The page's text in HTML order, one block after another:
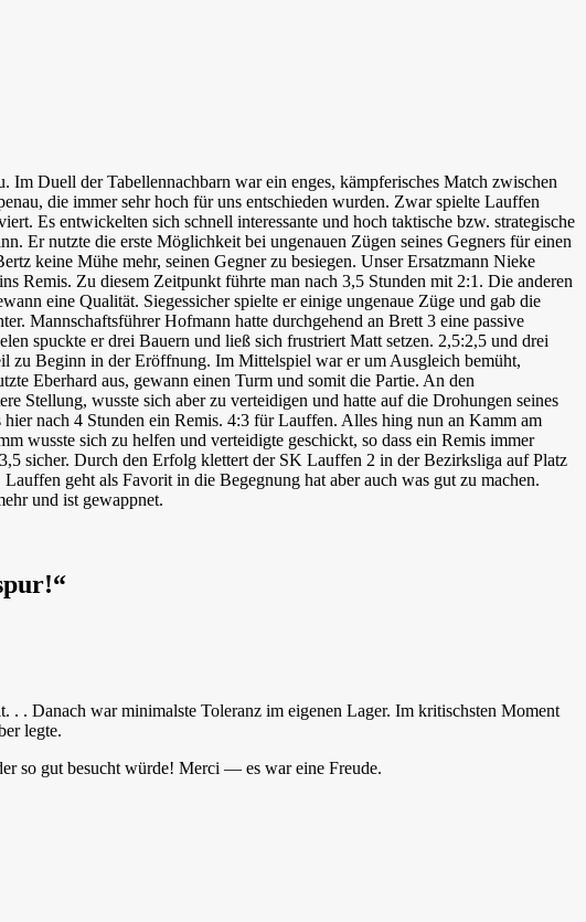
Duell der Tabellennachbarn war ein enges, kämpferisches Match zwischen
die immer sehr hoch für uns entschieden wurden. Zwar spielte Lauffen
Es entwickelten sich schnell interessante und hoch taktische bzw. strategische
Er nutzte die erste Möglichkeit bei ungenauen Zügen seines Gegners für einen
keine Mühe mehr, seinen Gegner zu besiegen. Unser Ersatzmann Nieke
Remis. Zu diesem Zeitpunkt führte man nach 3,5 Stunden mit 2:1. Die anderen
eine Qualität. Siegessicher spielte er einige ungenaue Züge und gab die
Mannschaftsführer Hofmann hatte durchgehend an Brett 3 eine passive
spuckte er drei Bauern und ließ sich frustriert Matt setzen. 2,5:2,5 und drei
zu Beginn in der Eröffnung. Im Mittelspiel war er um Ausgleich bemüht,
Eberhard aus, gewann einen Turm und somit die Partie. An den
Stellung, wusste sich aber zu verteidigen und hatte auf die Drohungen seines
nach 4 Stunden ein Remis. 4:3 für Lauffen. Alles hing nun an Kamm am
wusste sich zu helfen und verteidigte geschickt, so dass ein Remis immer
sicher. Durch den Erfolg klettert der SK Lauffen 2 in der Bezirksliga auf Platz
geht als Favorit in die Begegnung hat aber auch was gut zu machen.
und ist gewappnet.
. Danach war minimalste Toleranz im eigenen Lager. Im kritischsten Moment
legte.
so gut besucht würde! Merci — es war eine Freude.